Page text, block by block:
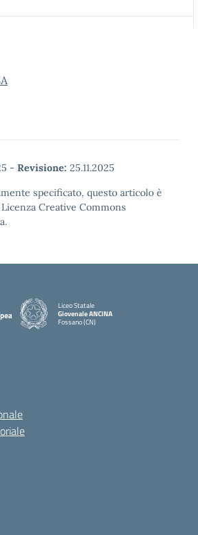
- Revisione: 25.11.2025
specificato, questo articolo è
Creative Commons
Liceo Statale
Giovenale ANCINA
Fossano (CN)